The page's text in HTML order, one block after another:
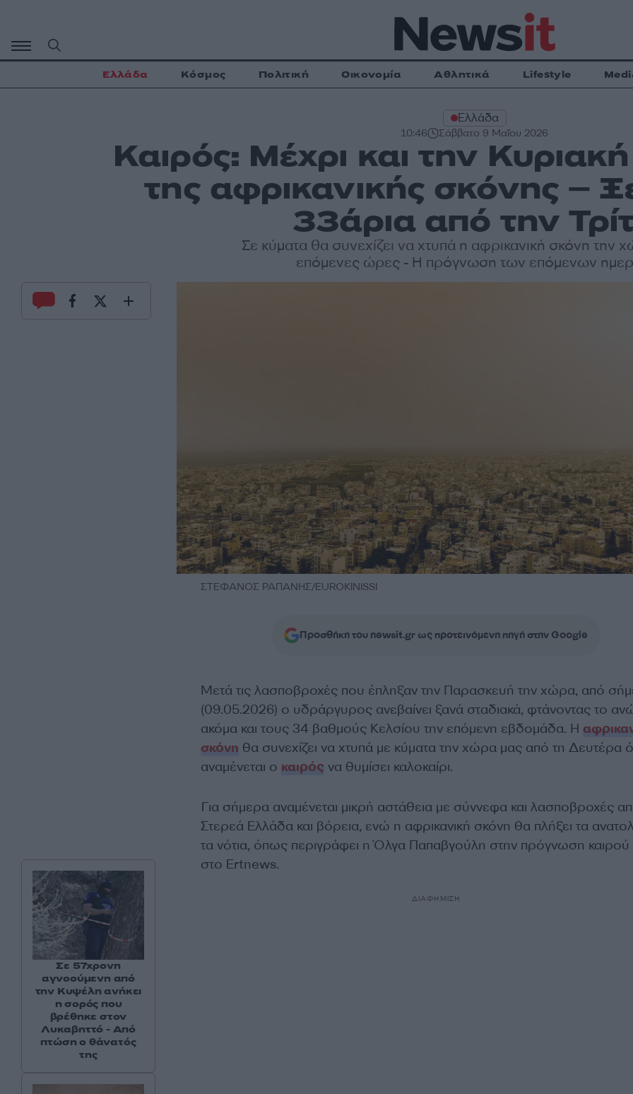
περιεχόμενο
Ελλάδα Κόσμος Πολιτική Οικονομία Αθλητικά Lifestyle
Ελλάδα
10:46 Σάββατο 9 Μαΐου 2026
Καιρός: Μέχρι και την
της αφρικανικής σκόνης –
33άρια από την
Σε κύματα θα συνεχίζει να χτυπά η αφρικανική σκόνη την
επόμενες ώρες - Η πρόγνωση των επόμενων
ΣΤΕΦΑΝΟΣ ΡΑΠΑΝΗΣ/EUROKINISSI
Προσθήκη του newsit.gr ως προτεινόμενη πηγή στην Google
Μετά τις λασποβροχές που έπληξαν την Παρασκευή την χώρα, από
(09.05.2026) ο υδράργυρος ανεβαίνει ξανά σταδιακά, φτάνοντας το
ακόμα και τους 34 βαθμούς Κελσίου την επόμενη εβδομάδα. Η
σκόνη θα συνεχίζει να χτυπά με κύματα την χώρα μας από τη Δευτέρα
αναμένεται ο καιρός να θυμίσει καλοκαίρι.
Για σήμερα αναμένεται μικρή αστάθεια με σύννεφα και λασποβροχές
Στερεά Ελλάδα και βόρεια, ενώ η αφρικανική σκόνη θα πλήξει τα
τα νότια, όπως περιγράφει η Όλγα Παπαβγούλη στην πρόγνωση καιρού
στο Ertnews.
ΔΙΑΦΗΜΙΣΗ
Σε 57χρονη
αγνοούμενη από
την Κυψέλη ανήκει
η σορός που
βρέθηκε στον
Λυκαβηττό - Από
πτώση ο θάνατός
της